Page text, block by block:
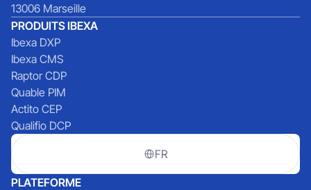
13006 Marseille
PRODUITS IBEXA
Ibexa DXP
Ibexa CMS
Raptor CDP
Quable PIM
Actito CEP
Qualifio DCP
FR
PLATEFORME